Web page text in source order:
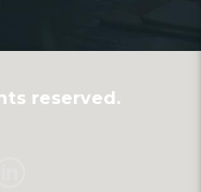
reserved.